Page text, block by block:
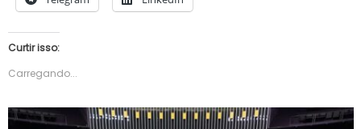
Curtir isso:
Carregando...